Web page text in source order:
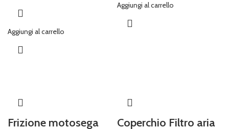
Aggiungi al carrello
Aggiungi al carrello
Frizione motosega Coperchio Filtro aria